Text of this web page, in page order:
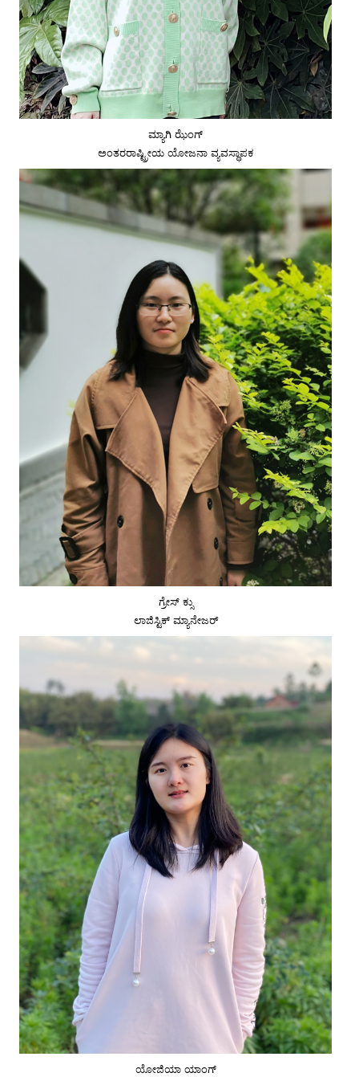
ಮ್ಯಾಗಿ ಝೆಂಗ್
ಅಂತರರಾಷ್ಟ್ರೀಯ ಯೋಜನಾ ವ್ಯವಸ್ಥಾಪಕ
ಗ್ರೇಸ್ ಕ್ಸು
ಲಾಜಿಸ್ಟಿಕ್ ಮ್ಯಾನೇಜರ್
ಯೋಜಿಯಾ ಯಾಂಗ್